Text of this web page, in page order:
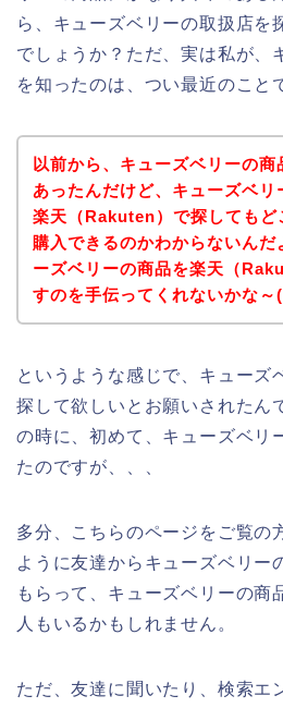
ら、キューズベリーの取扱店を
でしょうか？ただ、実は私が、
を知ったのは、つい最近のこと
以前から、キューズベリーの商
あったんだけど、キューズベリ
楽天（Rakuten）で探してもど
購入できるのかわからないんだ
ーズベリーの商品を楽天（
すのを手伝ってくれないかな～
というような感じで、キューズ
探して欲しいとお願いされたん
の時に、初めて、キューズベリ
たのですが、、、
多分、こちらのページをご覧の
ように友達からキューズベリー
もらって、キューズベリーの商
人もいるかもしれません。
ただ、友達に聞いたり、検索エ